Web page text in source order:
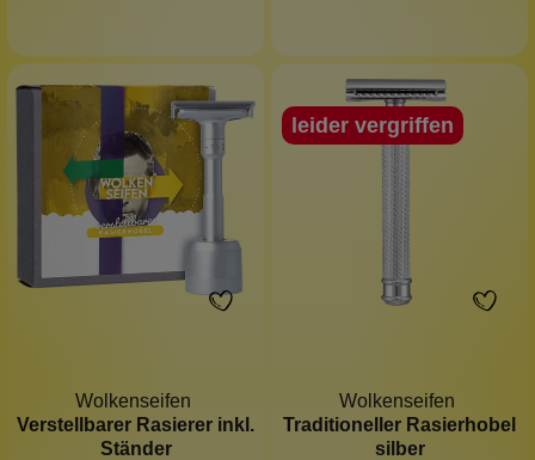
Wolkenseifen
Verstellbarer Rasierer inkl.
Ständer
leider vergriffen
Wolkenseifen
Traditioneller Rasierhobel
silber